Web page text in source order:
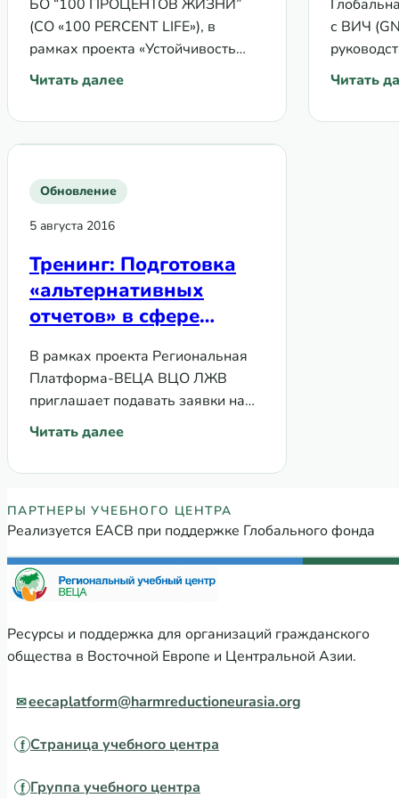
поддержке
БО “100 ПРОЦЕНТОВ ЖИЗНИ”
(CO «100 PERCENT LIFE»), в
рамках проекта «Устойчивость
услуг для ключевых групп
населения в регионе Восточной
Читать далее
: БО “100 ПРОЦЕНТОВ ЖИЗНИ” ищет экспертов по
с ВИЧ
Читать
:
Обновление
5 августа 2016
Тренинг: Подготовка
«альтернативных
отчетов» в сфере
СПИДа и ТБ группами
сообществ государств
ВЕЦА
В рамках проекта Региональная
Платформа-ВЕЦА ВЦО ЛЖВ
приглашает подавать заявки на
участие в серии тренингов с
последующей поддержкой в виде
отчетов» в сфере…
Читать далее
: Тренинг: Подготовка «альтернативных
Партнеры Регионального учебного
ПАРТНЕРЫ УЧЕБНОГО ЦЕНТРА
Реализуется ЕАСВ при поддержке Глобального фонда
Ресурсы и поддержка для организаций гражданского
общества в Восточной Европе и Центральной Азии.
eecaplatform@harmreductioneurasia.org
Страница учебного центра
Группа учебного центра